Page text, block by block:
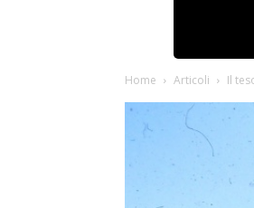
Home Articoli Il